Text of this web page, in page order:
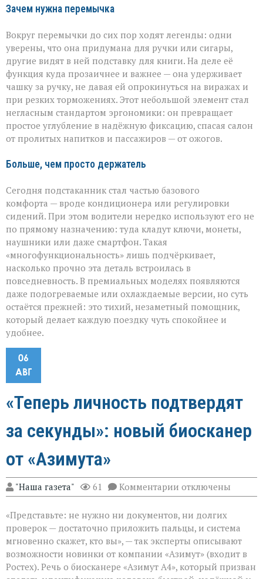
Зачем нужна перемычка
Вокруг перемычки до сих пор ходят легенды: одни
уверены, что она придумана для ручки или сигары,
другие видят в ней подставку для книги. На деле её
функция куда прозаичнее и важнее — она удерживает
чашку за ручку, не давая ей опрокинуться на виражах и
при резких торможениях. Этот небольшой элемент стал
негласным стандартом эргономики: он превращает
простое углубление в надёжную фиксацию, спасая салон
от пролитых напитков и пассажиров — от ожогов.
Больше, чем просто держатель
Сегодня подстаканник стал частью базового
комфорта — вроде кондиционера или регулировки
сидений. При этом водители нередко используют его не
по прямому назначению: туда кладут ключи, монеты,
наушники или даже смартфон. Такая
«многофункциональность» лишь подчёркивает,
насколько прочно эта деталь встроилась в
повседневность. В премиальных моделях появляются
даже подогреваемые или охлаждаемые версии, но суть
остаётся прежней: это тихий, незаметный помощник,
который делает каждую поездку чуть спокойнее и
удобнее.
06
АВГ
«Теперь личность подтвердят
за секунды»: новый биосканер
от «Азимута»
"Наша газета" 61 Комментарии к
записи
личность
подтвердят
за
секунды»:
новый
биосканер
от
отключены
«Представьте: не нужно ни документов, ни долгих
проверок — достаточно приложить пальцы, и система
мгновенно скажет, кто вы», — так эксперты описывают
возможности новинки от компании «Азимут» (входит в
Ростех). Речь о биосканере «Азимут А4», который призван